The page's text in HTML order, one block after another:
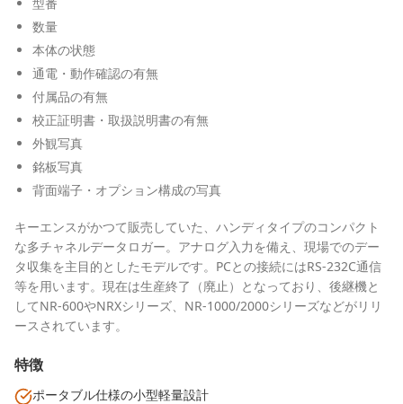
数量
本体の状態
通電・動作確認の有無
付属品の有無
校正証明書・取扱説明書の有無
外観写真
銘板写真
背面端子・オプション構成の写真
キーエンスがかつて販売していた、ハンディタイプのコンパクト
な多チャネルデータロガー。アナログ入力を備え、現場でのデー
タ収集を主目的としたモデルです。PCとの接続にはRS-232C通信
等を用います。現在は生産終了（廃止）となっており、後継機と
してNR-600やNRXシリーズ、NR-1000/2000シリーズなどがリリ
ースされています。
特徴
ポータブル仕様の小型軽量設計